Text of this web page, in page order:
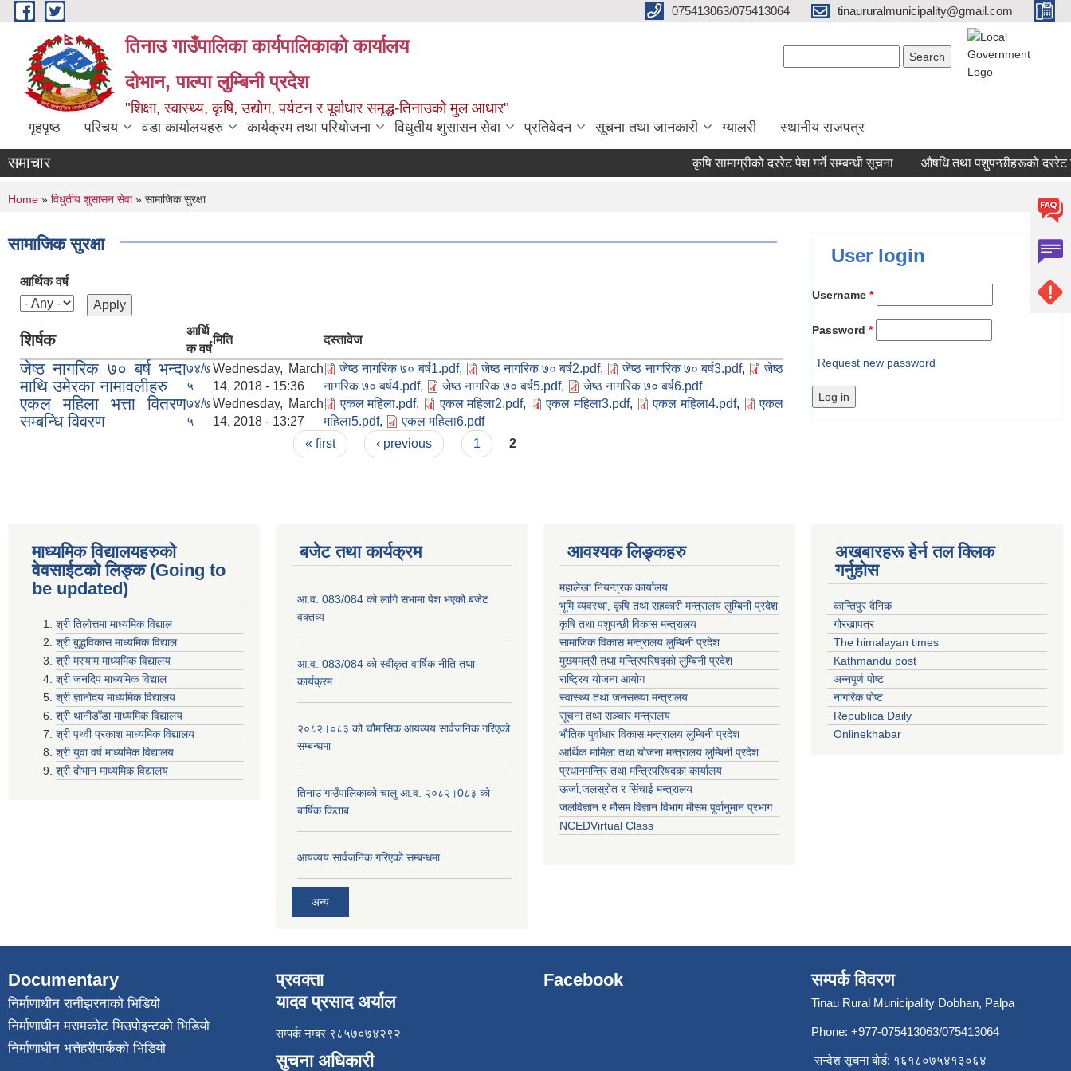
Skip to main content 075413063/075413064 tinaururalmunicipality@gmail.com
तिनाउ गाउँपालिका कार्यपालिकाकाे कार्यालय
दोभान, पाल्पा लुम्बिनी प्रदेश
"शिक्षा, स्वास्थ्य, कृषि, उद्योग, पर्यटन र पूर्वाधार समृद्ध-तिनाउको मुल आधार"
गृहपृष्ठ परिचय वडा कार्यालयहरु कार्यक्रम तथा परियोजना विधुतीय शुसासन सेवा प्रतिवेदन सूचना तथा जानकारी ग्यालरी स्थानीय राजपत्र
समाचार कृषि सामाग्रीको दररेट पेश गर्ने सम्बन्धी सूचना औषधि तथा पशुपन्छीहरूको दररेट
You are here
Home » विधुतीय शुसासन सेवा» सामाजिक सुरक्षा
सामाजिक सुरक्षा
आर्थिक वर्ष
शिर्षक
आर्थि
क वर्ष
मिति दस्तावेज
जेष्ठ नागरिक ७० बर्ष भन्दा
माथि उमेरका नामावलीहरु
७४/७
५
Wednesday, March
14, 2018 - 15:36
जेष्ठ नागरिक ७० बर्ष1.pdf, जेष्ठ नागरिक ७० बर्ष2.pdf, जेष्ठ नागरिक ७० बर्ष3.pdf,
जेष्ठ
नागरिक ७० बर्ष4.pdf, जेष्ठ नागरिक ७० बर्ष5.pdf, जेष्ठ नागरिक ७० बर्ष6.pdf
एकल महिला भत्ता वितरण
सम्बन्धि विवरण
७४/७
५
Wednesday, March
14, 2018 - 13:27
एकल महिला.pdf, एकल महिला2.pdf, एकल महिला3.pdf, एकल महिला4.pdf,
एकल
महिला5.pdf, एकल महिला6.pdf
« first ‹ previous 1 2
User login
Username *
Password *
Request new password
माध्यमिक विद्यालयहरुकाे
वेवसाईटको लिङ्क (Going to
be updated)
श्री तिलाेत्तमा माध्यमिक विद्याल
श्री बुद्धविकास माध्यमिक विद्याल
श्री मस्याम माध्यमिक विद्यालय
श्री जनदिप माध्यमिक विद्याल
श्री ज्ञानोदय माध्यमिक विद्यालय
श्री थानीडाँडा माध्यमिक विद्यालय
श्री पृथ्वी प्रकाश माध्यमिक विद्यालय
श्री युवा वर्ष माध्यमिक विद्यालय
श्री दोभान माध्यमिक विद्यालय
बजेट तथा कार्यक्रम
आ.व. 083/084 को लागि सभामा पेश भएको बजेट
वक्तव्य
आ.व. 083/084 को स्वीकृत वार्षिक नीति तथा
कार्यक्रम
२०८२।०८३ को चौमासिक आयव्यय सार्वजनिक गरिएको
सम्बन्धमा
तिनाउ गाउँपालिकाको चालु आ.व. २०८२।0८३ को
बार्षिक किताब
आयव्यय सार्वजनिक गरिएको सम्बन्धमा
अन्य
आवश्यक लिङ्कहरु
महालेखा नियन्त्रक कार्यालय
भूमि व्यवस्था, कृषि तथा सहकारी मन्त्रालय लुम्बिनी प्रदेश
कृषि तथा पशुपन्छी विकास मन्त्रालय
सामाजिक विकास मन्त्रालय लुम्बिनी प्रदेश
मुख्यमत्री तथा मन्त्रिपरिषद्काे लुम्बिनी प्रदेश
राष्ट्रिय योजना आयोग
स्वास्थ्य तथा जनसख्या मन्त्रालय
सूचना तथा सञ्चार मन्त्रालय
भाैतिक पुर्वाधार विकास मन्त्रालय लुम्बिनी प्रदेश
आर्थिक मामिला तथा योजना मन्त्रालय लुम्बिनी प्रदेश
प्रधानमन्त्रि तथा मन्त्रिपरिषदका कार्यालय
ऊर्जा,जलस्रोत र सिंचाई मन्त्रालय
जलविज्ञान र मौसम विज्ञान विभाग मौसम पूर्वानुमान प्रभाग
NCEDVirtual Class
अखबारहरू हेर्न तल क्लिक
गर्नुहोस
कान्तिपुर दैनिक
गोरखापत्र
The himalayan times
Kathmandu post
अन्नपूर्ण पोष्ट
नागरिक पोष्ट
Republica Daily
Onlinekhabar
Documentary
निर्माणाधीन रानीझरनाको भिडियो
निर्माणाधीन मरामकोट भिउपोइन्टको भिडियो
निर्माणाधीन भत्तेहरीपार्कको भिडियो
प्रवक्ता
यादव प्रसाद अर्याल
सम्पर्क नम्बर ९८५७०७४२९२
सुचना अधिकारी
Facebook सम्पर्क विवरण
Tinau Rural Municipality Dobhan, Palpa
Phone: +977-075413063/075413064
सन्देश सूचना बोर्ड: १६१८०७५४१३०६४